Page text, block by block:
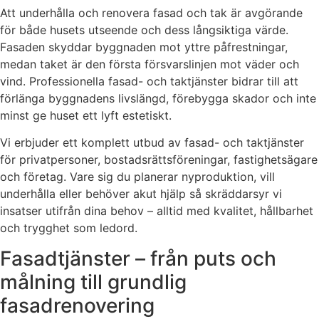
Att underhålla och renovera fasad och tak är avgörande
för både husets utseende och dess långsiktiga värde.
Fasaden skyddar byggnaden mot yttre påfrestningar,
medan taket är den första försvarslinjen mot väder och
vind. Professionella fasad- och taktjänster bidrar till att
förlänga byggnadens livslängd, förebygga skador och inte
minst ge huset ett lyft estetiskt.
Vi erbjuder ett komplett utbud av fasad- och taktjänster
för privatpersoner, bostadsrättsföreningar, fastighetsägare
och företag. Vare sig du planerar nyproduktion, vill
underhålla eller behöver akut hjälp så skräddarsyr vi
insatser utifrån dina behov – alltid med kvalitet, hållbarhet
och trygghet som ledord.
Fasadtjänster – från puts och
målning till grundlig
fasadrenovering